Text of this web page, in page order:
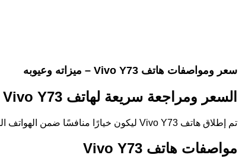
سعر ومواصفات هاتف Vivo Y73 – ميزاته وعيوبه
السعر ومراجعة سريعة لهاتف Vivo Y73
تم إطلاق هاتف Vivo Y73 ليكون خيارًا منافسًا ضمن الهواتف المتوسطة، حيث يجمع بين التصميم الأنيق والمواصفات القوية. يأتي الهاتف بتقنيات حديثة تجعله مميزًا في السوق العربية.
مواصفات هاتف Vivo Y73